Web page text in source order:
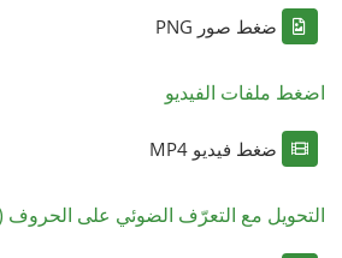
ضغط صور PNG
اضغط ملفات الفيديو
ضغط فيديو MP4
التحويل مع التعرّف الضوئي على الحروف (OCR)